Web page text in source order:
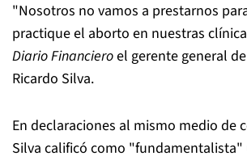
"Nosotros no vamos a prestarnos
practique el aborto en nuestras
Diario Financieroel gerente general
Ricardo Silva.
En declaraciones al mismo medio de
Silva calificó como "fundamentalista"